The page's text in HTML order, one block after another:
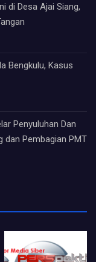
di Desa Ajai Siang,
Bengkulu, Kasus
Penyuluhan Dan
dan Pembagian PMT